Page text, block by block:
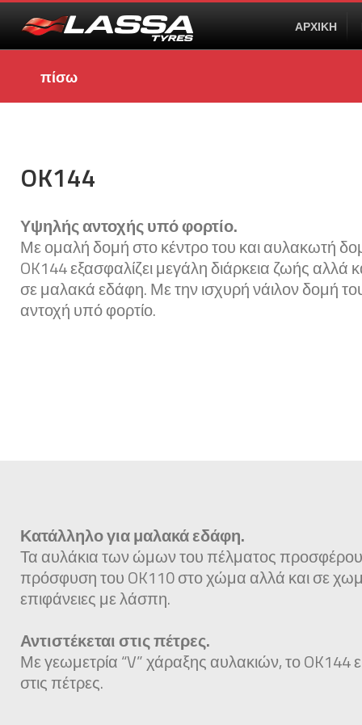
ΑΡΧΙΚΗ
πίσω
OK144
Υψηλής αντοχής υπό φορτίο.
Με ομαλή δομή στο κέντρο του και αυλακωτή
OK144 εξασφαλίζει μεγάλη διάρκεια ζωής
σε μαλακά εδάφη. Με την ισχυρή νάιλον δομή
αντοχή υπό φορτίο.
Κατάλληλο για μαλακά εδάφη.
Τα αυλάκια των ώμων του πέλματος
πρόσφυση του OK110 στο χώμα αλλά και σε
επιφάνειες με λάσπη.
Αντιστέκεται στις πέτρες.
Με γεωμετρία “V” χάραξης αυλακιών, το OK144
στις πέτρες.